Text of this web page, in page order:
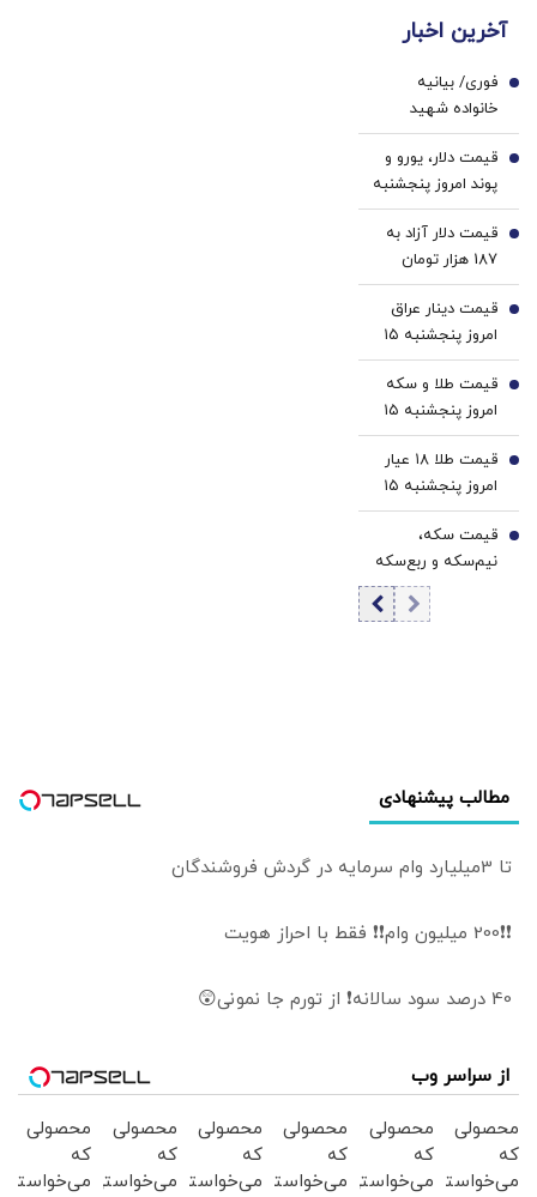
ژل
کننده
دندان!
خرید40%تخفیف
پزشکی
سفید
کننده
خانگی
آخرین اخبار
فوری/ بیانیه
خانواده شهید
لاریجانی در واکنش
به ادعای جنجالی
سردار کوثری
1
قیمت دلار، یورو و
پوند امروز پنجشنبه
۱۵ مرداد 1405/
کاهش قیمت دلار و
یورو
2
قیمت دلار آزاد به
187 هزار تومان
رسید
3
قیمت دینار عراق
امروز پنجشنبه ۱۵
مرداد 1405/ کاهش
قیمت دینار
4
قیمت طلا و سکه
امروز پنجشنبه ۱۵
مرداد ۱۴۰۵/افزایش
قیمت طلا و سکه
5
قیمت طلا ۱۸ عیار
امروز پنجشنبه ۱۵
مرداد ۱۴۰۵/افزایش
قیمت طلا
6
قیمت سکه،
نیم‌سکه و ربع‌سکه
امروز پنجشنبه ۱۵
مرداد ۱۴۰۵/ افزایش
7
مطالب پیشنهادی
تا 3میلیارد وام سرمایه در گردش فروشندگان
❗❗200 میلیون وام❗❗ فقط با احراز هویت
40 درصد سود سالانه❗ از تورم جا نمونی😲
از سراسر وب
محصولی
که
می‌خواستی
محصولی
که
می‌خواستی
محصولی
که
می‌خواستی
محصولی
که
می‌خواستی
محصولی
که
می‌خواستی
محصولی
که
می‌خواستی